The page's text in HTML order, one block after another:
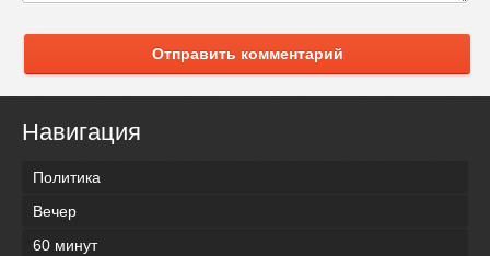
Отправить комментарий
Навигация
Политика
Вечер
60 минут